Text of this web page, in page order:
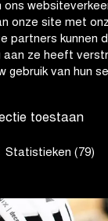
onze site met
partners kunnen
aan ze heeft
gebruik van hun
toestaan
Statistieken (79)